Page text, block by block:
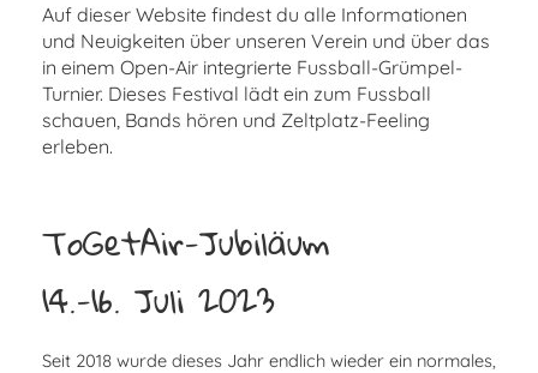
Auf dieser Website findest du alle Informationen
und Neuigkeiten über unseren Verein und über das
in einem Open-Air integrierte Fussball-Grümpel-
Turnier. Dieses Festival lädt ein zum Fussball
schauen, Bands hören und Zeltplatz-Feeling
erleben.
ToGetAir-Jubiläum
14.-16. Juli 2023
Seit 2018 wurde dieses Jahr endlich wieder ein normales,